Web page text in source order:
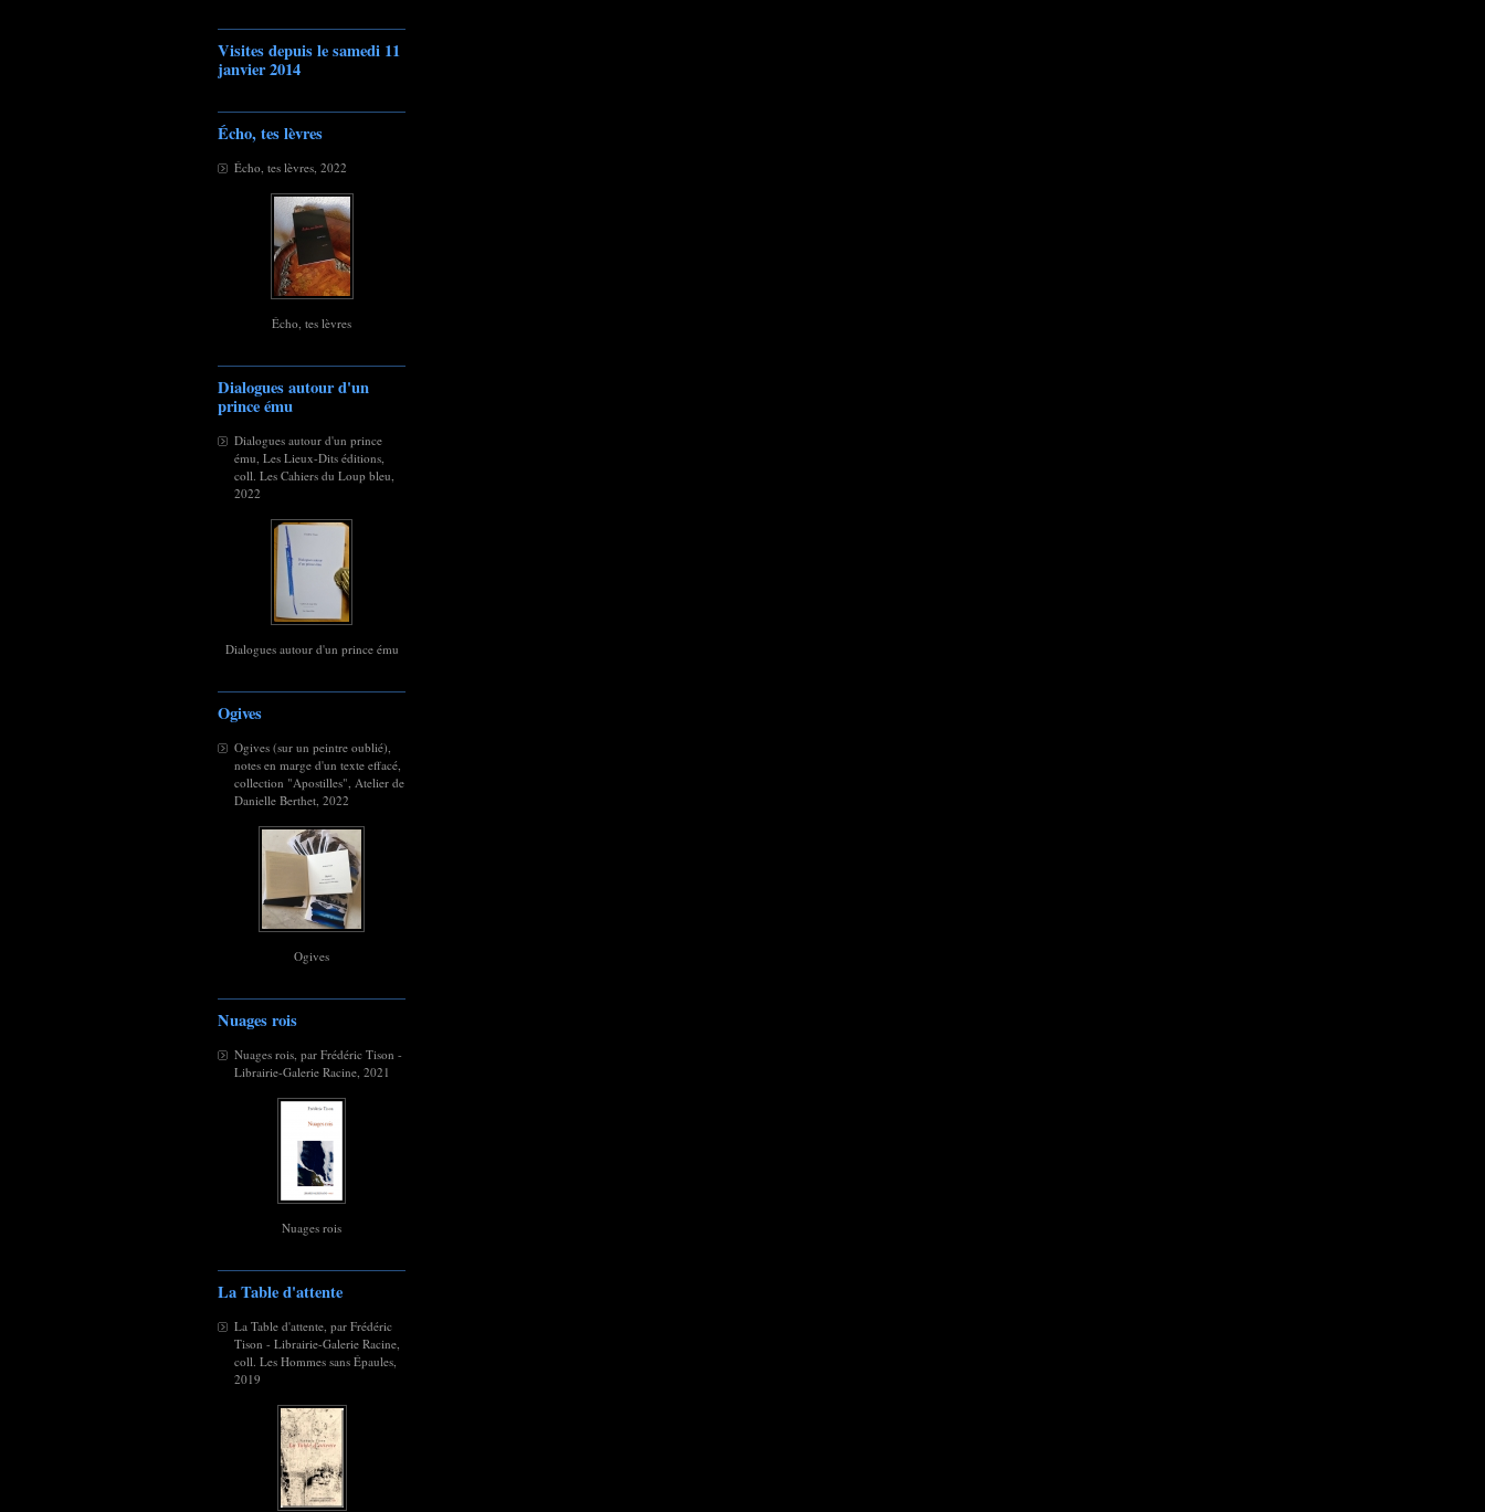
Visites depuis le samedi 11
janvier 2014
Écho, tes lèvres
Écho, tes lèvres, 2022
Écho, tes lèvres
Dialogues autour d'un
prince ému
Dialogues autour d'un prince
ému, Les Lieux-Dits éditions,
coll. Les Cahiers du Loup bleu,
2022
Dialogues autour d'un prince ému
Ogives
Ogives (sur un peintre oublié),
notes en marge d'un texte effacé,
collection "Apostilles", Atelier de
Danielle Berthet, 2022
Ogives
Nuages rois
Nuages rois, par Frédéric Tison -
Librairie-Galerie Racine, 2021
Nuages rois
La Table d'attente
La Table d'attente, par Frédéric
Tison - Librairie-Galerie Racine,
coll. Les Hommes sans Épaules,
2019